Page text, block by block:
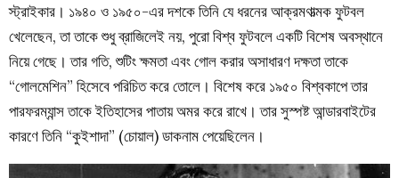
স্ট্রাইকার। ১৯৪০ ও ১৯৫০-এর দশকে তিনি যে ধরনের আক্রমণাত্মক ফুটবল
খেলেছেন, তা তাকে শুধু ব্রাজিলেই নয়, পুরো বিশ্ব ফুটবলে একটি বিশেষ অবস্থানে
নিয়ে গেছে। তার গতি, শুটিং ক্ষমতা এবং গোল করার অসাধারণ দক্ষতা তাকে
“গোলমেশিন” হিসেবে পরিচিত করে তোলে। বিশেষ করে ১৯৫০ বিশ্বকাপে তার
পারফরম্যান্স তাকে ইতিহাসের পাতায় অমর করে রাখে। তার সুস্পষ্ট আন্ডারবাইটের
কারণে তিনি “কুইশাদা” (চোয়াল) ডাকনাম পেয়েছিলেন।